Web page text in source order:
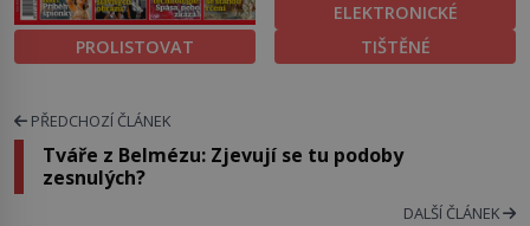
PROLISTOVAT
ELEKTRONICKÉ
TIŠTĚNÉ
PŘEDCHOZÍ ČLÁNEK
Tváře z Belmézu: Zjevují se tu podoby
zesnulých?
DALŠÍ ČLÁNEK